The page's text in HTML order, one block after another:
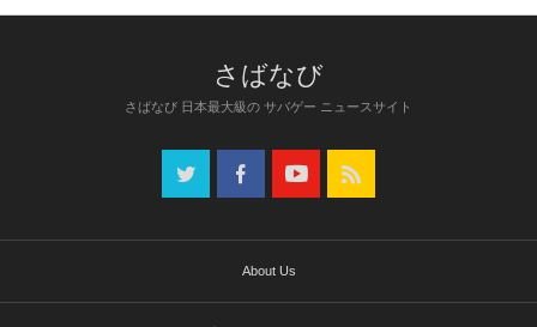
さばなび 日本最大級の サバゲー ニュースサイト
About Us